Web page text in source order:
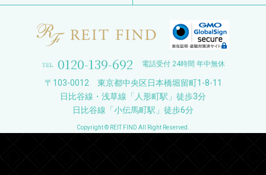
0120-139-692 電話受付 24時間 年中無休
〒103-0012 東京都中央区日本橋堀留町1-8-11
日比谷線・浅草線「人形町駅」徒歩3分
日比谷線「小伝馬町駅」徒歩6分
Copyright © REIT FIND All Right Reserved.